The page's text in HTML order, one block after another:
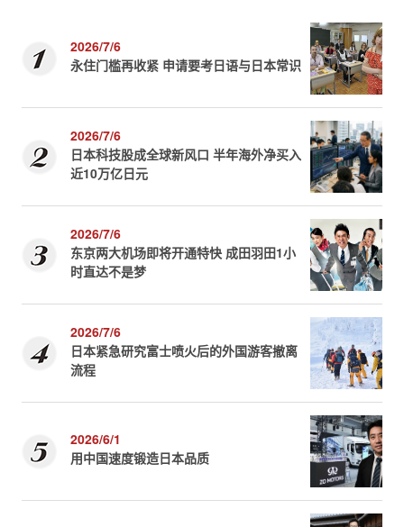
2026/7/6
永住门槛再收紧 申请要考日语与日本常识
2026/7/6
日本科技股成全球新风口 半年海外净买入
近10万亿日元
2026/7/6
东京两大机场即将开通特快 成田羽田1小
时直达不是梦
2026/7/6
日本紧急研究富士喷火后的外国游客撤离
流程
2026/6/1
用中国速度锻造日本品质